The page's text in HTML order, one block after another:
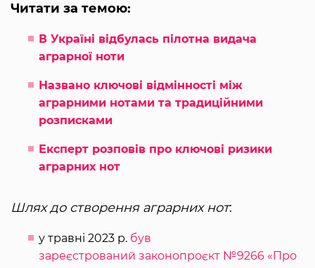
Читати за темою:
В Україні відбулась пілотна видача
аграрної ноти
Названо ключові відмінності між
аграрними нотами та традиційними
розписками
Експерт розповів про ключові ризики
аграрних нот
Шлях до створення аграрних нот:
у травні 2023 р. був
зареєстрований законопроєкт №9266 «Про